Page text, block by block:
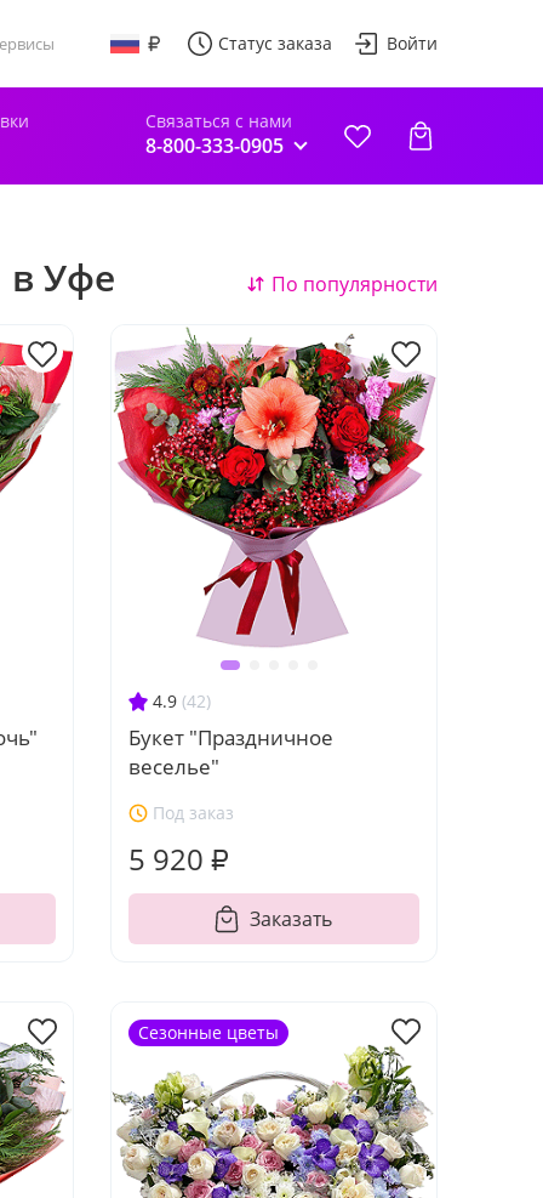
Статус заказа Войти
Связаться с нами
8-800-333-0905
в Уфе По популярности
4.9 (42)
Букет "Праздничное
веселье"
Под заказ
5 920 ₽
Заказать
Сезонные цветы